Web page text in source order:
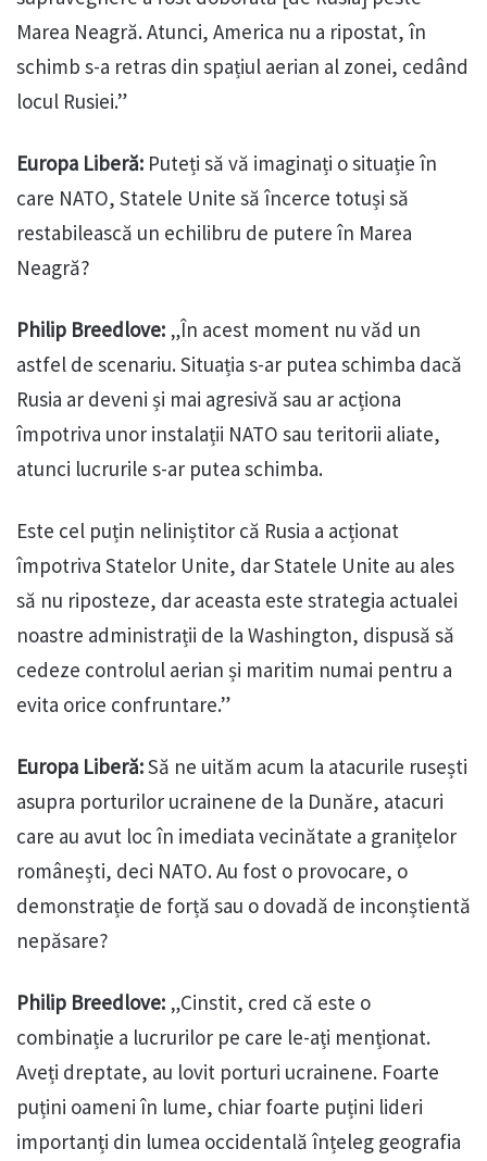
Marea Neagră. Atunci, America nu a ripostat, în
schimb s-a retras din spațiul aerian al zonei, cedând
locul Rusiei.”
Europa Liberă: Puteți să vă imaginați o situație în
care NATO, Statele Unite să încerce totuși să
restabilească un echilibru de putere în Marea
Neagră?
Philip Breedlove: „În acest moment nu văd un
astfel de scenariu. Situația s-ar putea schimba dacă
Rusia ar deveni și mai agresivă sau ar acționa
împotriva unor instalații NATO sau teritorii aliate,
atunci lucrurile s-ar putea schimba.
Este cel puțin neliniștitor că Rusia a acționat
împotriva Statelor Unite, dar Statele Unite au ales
să nu riposteze, dar aceasta este strategia actualei
noastre administrații de la Washington, dispusă să
cedeze controlul aerian și maritim numai pentru a
evita orice confruntare.”
Europa Liberă:Să ne uităm acum la atacurile rusești
asupra porturilor ucrainene de la Dunăre, atacuri
care au avut loc în imediata vecinătate a granițelor
românești, deci NATO. Au fost o provocare, o
demonstrație de forță sau o dovadă de inconștientă
nepăsare?
Philip Breedlove: „Cinstit, cred că este o
combinație a lucrurilor pe care le-ați menționat.
Aveți dreptate, au lovit porturi ucrainene. Foarte
puțini oameni în lume, chiar foarte puțini lideri
importanți din lumea occidentală înțeleg geografia